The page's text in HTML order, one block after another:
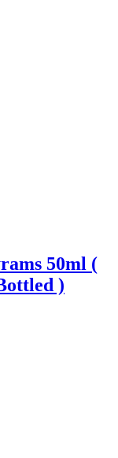
50ml (
)